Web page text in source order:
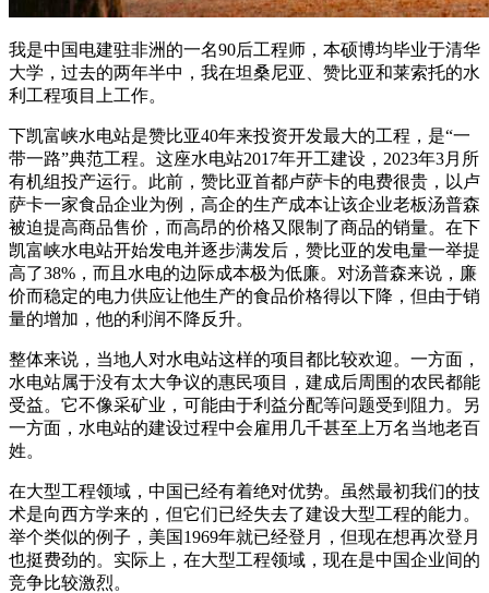
我是中国电建驻非洲的一名90后工程师，本硕博均毕业于清华
大学，过去的两年半中，我在坦桑尼亚、赞比亚和莱索托的水
利工程项目上工作。
下凯富峡水电站是赞比亚40年来投资开发最大的工程，是“一
带一路”典范工程。这座水电站2017年开工建设，2023年3月所
有机组投产运行。此前，赞比亚首都卢萨卡的电费很贵，以卢
萨卡一家食品企业为例，高企的生产成本让该企业老板汤普森
被迫提高商品售价，而高昂的价格又限制了商品的销量。在下
凯富峡水电站开始发电并逐步满发后，赞比亚的发电量一举提
高了38%，而且水电的边际成本极为低廉。对汤普森来说，廉
价而稳定的电力供应让他生产的食品价格得以下降，但由于销
量的增加，他的利润不降反升。
整体来说，当地人对水电站这样的项目都比较欢迎。一方面，
水电站属于没有太大争议的惠民项目，建成后周围的农民都能
受益。它不像采矿业，可能由于利益分配等问题受到阻力。另
一方面，水电站的建设过程中会雇用几千甚至上万名当地老百
姓。
在大型工程领域，中国已经有着绝对优势。虽然最初我们的技
术是向西方学来的，但它们已经失去了建设大型工程的能力。
举个类似的例子，美国1969年就已经登月，但现在想再次登月
也挺费劲的。实际上，在大型工程领域，现在是中国企业间的
竞争比较激烈。